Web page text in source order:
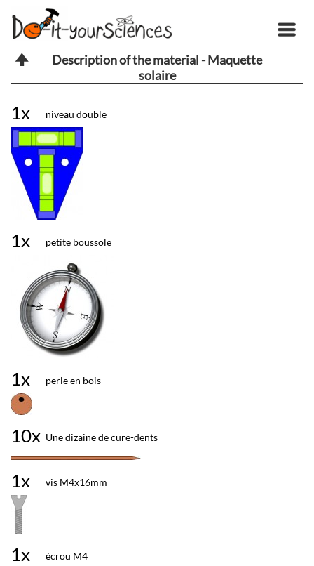
Description of the material - Maquette
solaire
1x niveau double
1x petite boussole
1x perle en bois
10x Une dizaine de cure-dents
1x vis M4x16mm
1x écrou M4